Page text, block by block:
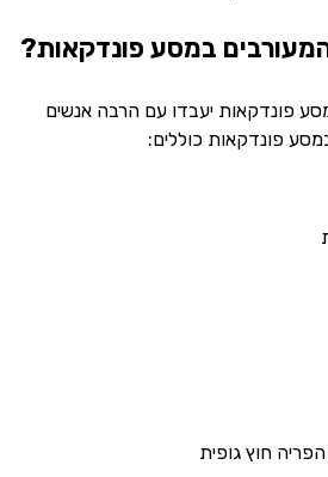
פונדקאות יעבדו עם הרבה אנשים
פונדקאות כוללים:
חוץ גופית